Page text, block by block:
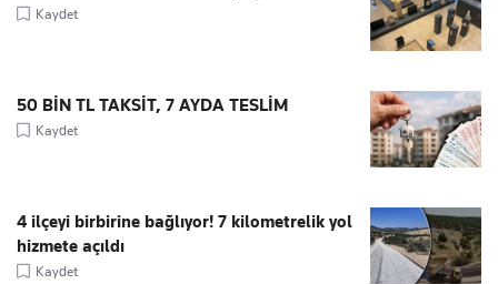
Kaydet
50 BİN TL TAKSİT, 7 AYDA TESLİM
Kaydet
4 ilçeyi birbirine bağlıyor! 7 kilometrelik yol
hizmete açıldı
Kaydet